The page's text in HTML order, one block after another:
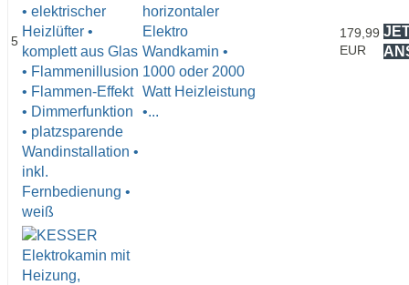
5
horizontaler
Elektro
Wandkamin •
1000 oder 2000
Watt Heizleistung
•...
179,99
EUR